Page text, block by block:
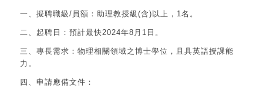
一、擬聘職級/員額：助理教授級(含)以上，1名。
二、起聘日：預計最快2024年8月1日。
三、專長需求：物理相關領域之博士學位，且具英語授課能
力。
四、申請應備文件：